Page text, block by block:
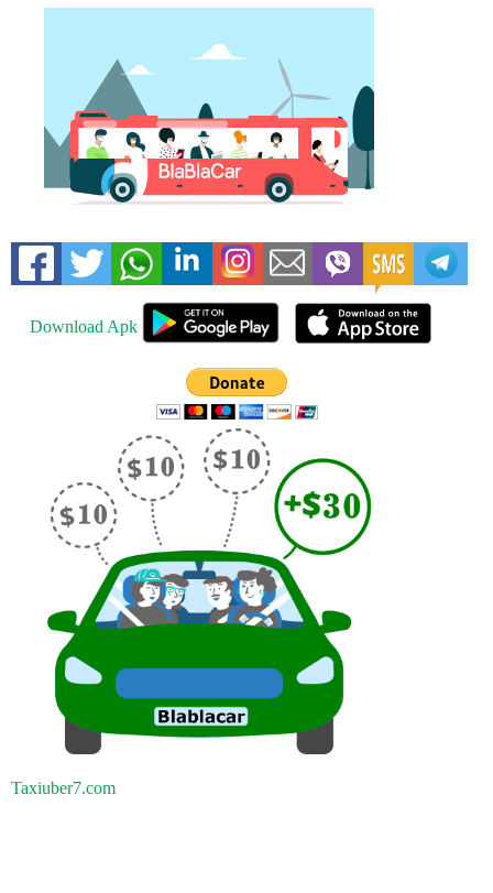
Download Apk
Taxiuber7.com